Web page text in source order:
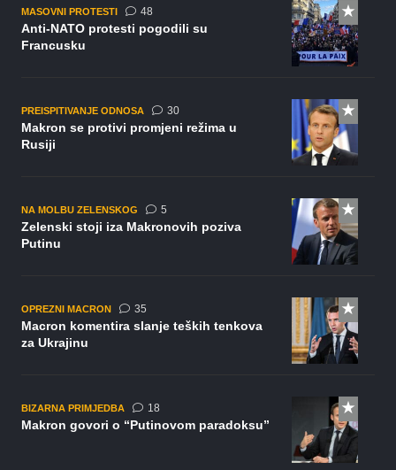
MASOVNI PROTESTI 48komentara
Anti-NATO protesti pogodili su
Francusku
PREISPITIVANJE ODNOSA 30komentara
Makron se protivi promjeni režima u
Rusiji
NA MOLBU ZELENSKOG 5komentara
Zelenski stoji iza Makronovih poziva
Putinu
OPREZNI MACRON 35komentara
Macron komentira slanje teških tenkova
za Ukrajinu
BIZARNA PRIMJEDBA 18komentara
Makron govori o “Putinovom paradoksu”